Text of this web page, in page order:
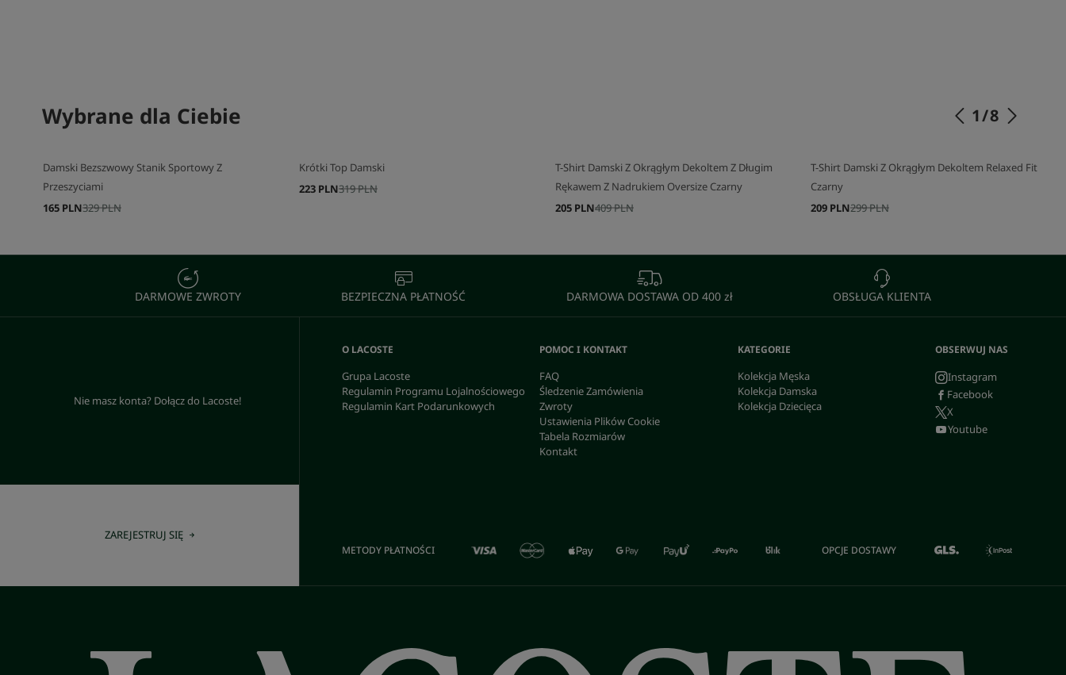
SKOMPLETUJ SWÓJ ZESTAW
Wybrane dla Ciebie 1/8
Damski Bezszwowy Stanik Sportowy Z
Przeszyciami
329 PLN
165 PLN
Krótki Top Damski
319 PLN
223 PLN
T-Shirt Damski Z Okrągłym Dekoltem Z Długim
Rękawem Z Nadrukiem Oversize Czarny
409 PLN
205 PLN
T-Shirt Damski Z Okrągłym Dekoltem Relaxed Fit
Czarny
299 PLN
209 PLN
DARMOWE ZWROTY BEZPIECZNA PŁATNOŚĆ DARMOWA DOSTAWA OD 400 zł OBSŁUGA KLIENTA
Nie masz konta? Dołącz do Lacoste!
ZAREJESTRUJ SIĘ
O LACOSTE
Grupa Lacoste
Regulamin Programu Lojalnościowego
Regulamin Kart Podarunkowych
POMOC I KONTAKT
FAQ
Śledzenie Zamówienia
Zwroty
Ustawienia Plików Cookie
Tabela Rozmiarów
Kontakt
KATEGORIE
Kolekcja Męska
Kolekcja Damska
Kolekcja Dziecięca
OBSERWUJ NAS
Instagram
Facebook
X
Youtube
METODY PŁATNOŚCI OPCJE DOSTAWY